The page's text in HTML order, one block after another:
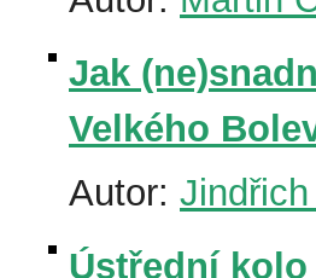
Jak
Velkého
Autor:
Ústřední